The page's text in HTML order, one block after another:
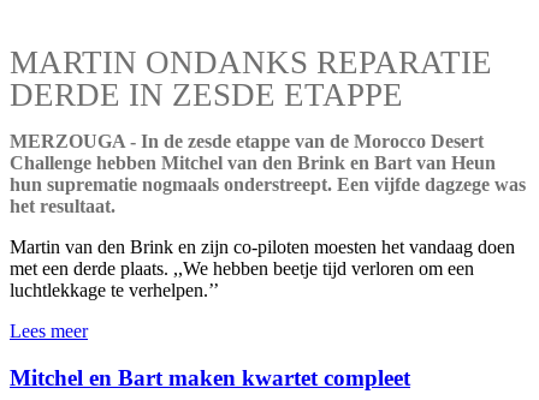
MARTIN ONDANKS REPARATIE
DERDE IN ZESDE ETAPPE
MERZOUGA - In de zesde etappe van de Morocco Desert
Challenge hebben Mitchel van den Brink en Bart van Heun
hun suprematie nogmaals onderstreept. Een vijfde dagzege was
het resultaat.
Martin van den Brink en zijn co-piloten moesten het vandaag doen
met een derde plaats. ,,We hebben beetje tijd verloren om een
luchtlekkage te verhelpen.’’
Lees meer
Mitchel en Bart maken kwartet compleet